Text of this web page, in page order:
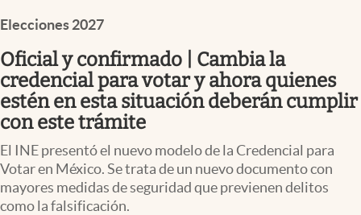
Pc y celular
Vida y estilo
Clima
Espiritualidad
Elecciones 2027
Oficial y confirmado | Cambia la
credencial para votar y ahora quienes
estén en esta situación deberán cumplir
con este trámite
El INE presentó el nuevo modelo de la Credencial para
Votar en México. Se trata de un nuevo documento con
mayores medidas de seguridad que previenen delitos
como la falsificación.